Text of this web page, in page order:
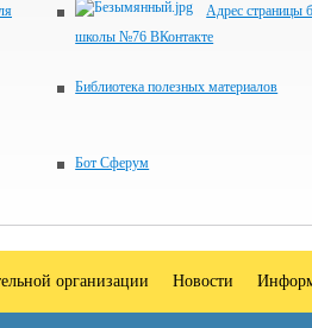
Адрес страницы
школы №76 ВКонтакте
Библиотека полезных материалов
Бот Сферум
организации Новости